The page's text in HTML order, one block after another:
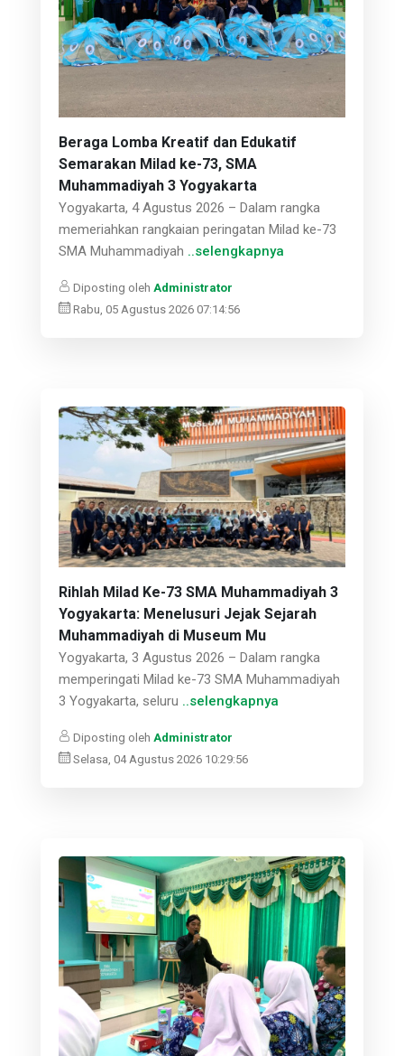
Beraga Lomba Kreatif dan Edukatif
Semarakan Milad ke-73, SMA
Muhammadiyah 3 Yogyakarta
Yogyakarta, 4 Agustus 2026 – Dalam rangka
memeriahkan rangkaian peringatan Milad ke-73
SMA Muhammadiyah ..selengkapnya
Diposting oleh Administrator
Rabu, 05 Agustus 2026 07:14:56
Rihlah Milad Ke-73 SMA Muhammadiyah 3
Yogyakarta: Menelusuri Jejak Sejarah
Muhammadiyah di Museum Mu
Yogyakarta, 3 Agustus 2026 – Dalam rangka
memperingati Milad ke-73 SMA Muhammadiyah
3 Yogyakarta, seluru ..selengkapnya
Diposting oleh Administrator
Selasa, 04 Agustus 2026 10:29:56